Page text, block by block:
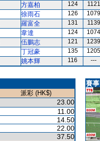
方嘉柏 124 1121
徐雨石 126 1079
羅富全 131 1139
韋達 124 1074
伍鵬志 121 1239
丁冠豪 135 1205
姚本輝 116 ---
派彩 (HK$)
23.00
11.00
14.50
22.00
37.50
賽